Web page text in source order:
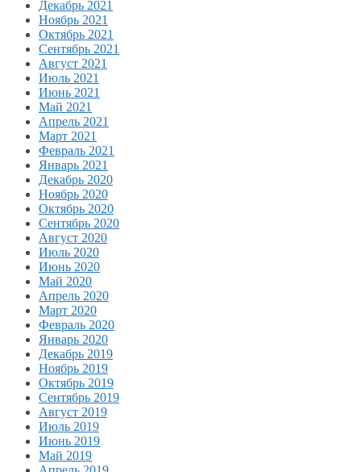
Декабрь 2021
Ноябрь 2021
Октябрь 2021
Сентябрь 2021
Август 2021
Июль 2021
Июнь 2021
Май 2021
Апрель 2021
Март 2021
Февраль 2021
Январь 2021
Декабрь 2020
Ноябрь 2020
Октябрь 2020
Сентябрь 2020
Август 2020
Июль 2020
Июнь 2020
Май 2020
Апрель 2020
Март 2020
Февраль 2020
Январь 2020
Декабрь 2019
Ноябрь 2019
Октябрь 2019
Сентябрь 2019
Август 2019
Июль 2019
Июнь 2019
Май 2019